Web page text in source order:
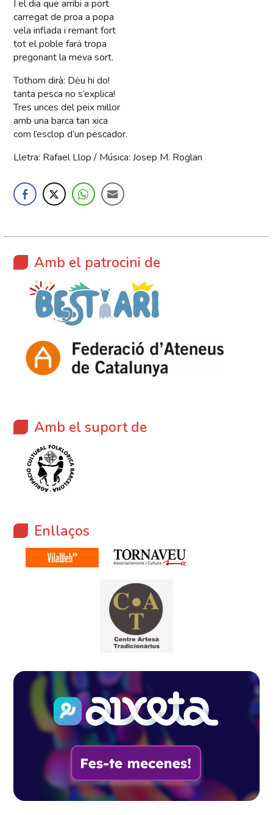
I el dia que arribi a port
carregat de proa a popa
vela inflada i remant fort
tot el poble farȧ tropa
pregonant la meva sort.
Tothom dirà: Dėu hi do!
tanta pesca no s’explica!
Tres unces del peix millor
amb una barca tan xica
com l’esclop d’un pescador.
Lletra: Rafael Llop / Música: Josep M. Roglan
Amb el patrocini de
Amb el suport de
Enllaços